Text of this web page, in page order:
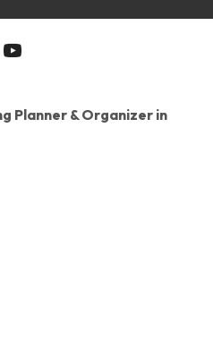
Planner & Organizer in